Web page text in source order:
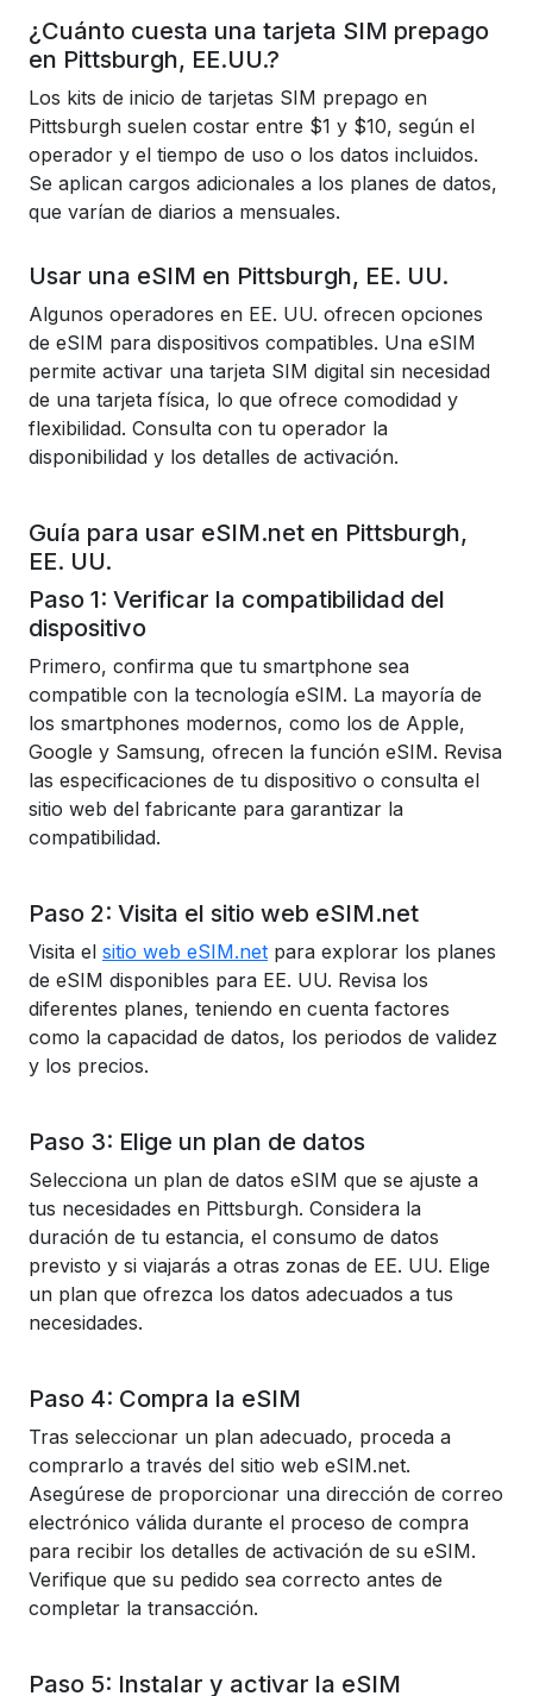
¿Cuánto cuesta una tarjeta SIM prepago
en Pittsburgh, EE.UU.?
Los kits de inicio de tarjetas SIM prepago en
Pittsburgh suelen costar entre $1 y $10, según el
operador y el tiempo de uso o los datos incluidos.
Se aplican cargos adicionales a los planes de datos,
que varían de diarios a mensuales.
Usar una eSIM en Pittsburgh, EE. UU.
Algunos operadores en EE. UU. ofrecen opciones
de eSIM para dispositivos compatibles. Una eSIM
permite activar una tarjeta SIM digital sin necesidad
de una tarjeta física, lo que ofrece comodidad y
flexibilidad. Consulta con tu operador la
disponibilidad y los detalles de activación.
Guía para usar eSIM.net en Pittsburgh,
EE. UU.
Paso 1: Verificar la compatibilidad del
dispositivo
Primero, confirma que tu smartphone sea
compatible con la tecnología eSIM. La mayoría de
los smartphones modernos, como los de Apple,
Google y Samsung, ofrecen la función eSIM. Revisa
las especificaciones de tu dispositivo o consulta el
sitio web del fabricante para garantizar la
compatibilidad.
Paso 2: Visita el sitio web eSIM.net
Visita el sitio web eSIM.net para explorar los planes
de eSIM disponibles para EE. UU. Revisa los
diferentes planes, teniendo en cuenta factores
como la capacidad de datos, los periodos de validez
y los precios.
Paso 3: Elige un plan de datos
Selecciona un plan de datos eSIM que se ajuste a
tus necesidades en Pittsburgh. Considera la
duración de tu estancia, el consumo de datos
previsto y si viajarás a otras zonas de EE. UU. Elige
un plan que ofrezca los datos adecuados a tus
necesidades.
Paso 4: Compra la eSIM
Tras seleccionar un plan adecuado, proceda a
comprarlo a través del sitio web eSIM.net.
Asegúrese de proporcionar una dirección de correo
electrónico válida durante el proceso de compra
para recibir los detalles de activación de su eSIM.
Verifique que su pedido sea correcto antes de
completar la transacción.
Paso 5: Instalar y activar la eSIM